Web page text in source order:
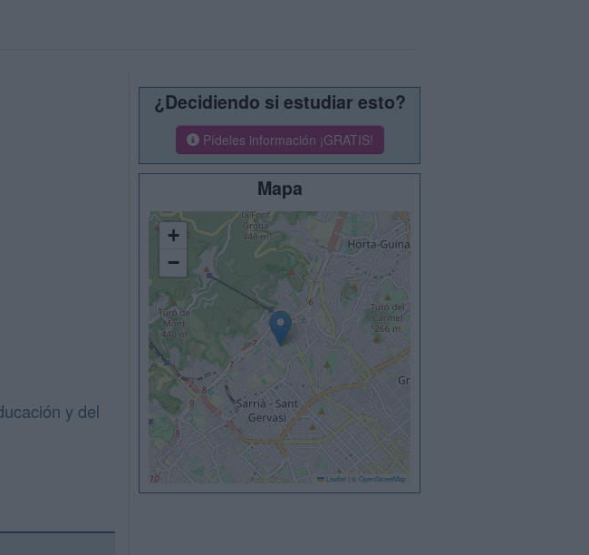
y del
¿Decidiendo si estudiar esto?
Pídeles información ¡GRATIS!
Mapa
+
−
Leaflet © OpenStreetMap